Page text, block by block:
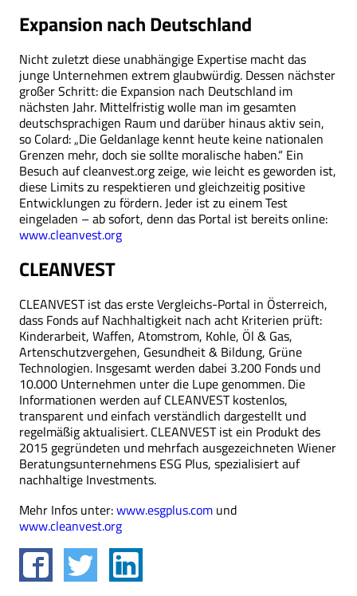
Expansion nach Deutschland
Nicht zuletzt diese unabhängige Expertise macht das
junge Unternehmen extrem glaubwürdig. Dessen nächster
großer Schritt: die Expansion nach Deutschland im
nächsten Jahr. Mittelfristig wolle man im gesamten
deutschsprachigen Raum und darüber hinaus aktiv sein,
so Colard: „Die Geldanlage kennt heute keine nationalen
Grenzen mehr, doch sie sollte moralische haben.“ Ein
Besuch auf cleanvest.org zeige, wie leicht es geworden ist,
diese Limits zu respektieren und gleichzeitig positive
Entwicklungen zu fördern. Jeder ist zu einem Test
eingeladen – ab sofort, denn das Portal ist bereits online:
www.cleanvest.org
CLEANVEST
CLEANVEST ist das erste Vergleichs-Portal in Österreich,
dass Fonds auf Nachhaltigkeit nach acht Kriterien prüft:
Kinderarbeit, Waffen, Atomstrom, Kohle, Öl & Gas,
Artenschutzvergehen, Gesundheit & Bildung, Grüne
Technologien. Insgesamt werden dabei 3.200 Fonds und
10.000 Unternehmen unter die Lupe genommen. Die
Informationen werden auf CLEANVEST kostenlos,
transparent und einfach verständlich dargestellt und
regelmäßig aktualisiert. CLEANVEST ist ein Produkt des
2015 gegründeten und mehrfach ausgezeichneten Wiener
Beratungsunternehmens ESG Plus, spezialisiert auf
nachhaltige Investments.
Mehr Infos unter:www.esgplus.com und
www.cleanvest.org